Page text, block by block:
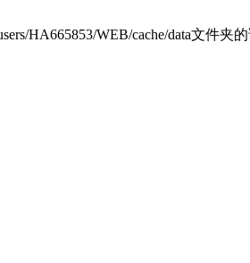
HA665853/WEB/cache/data文件夹